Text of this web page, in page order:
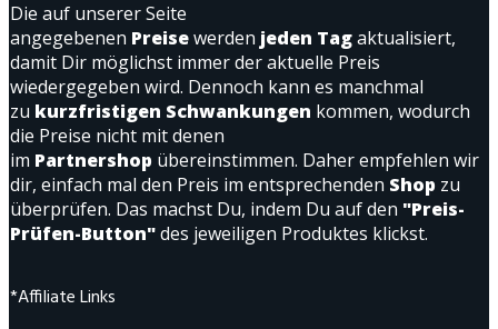
Die auf unserer Seite
angegebenen Preisewerden jeden Tagaktualisiert,
damit Dir möglichst immer der aktuelle Preis
wiedergegeben wird. Dennoch kann es manchmal
zu kurzfristigen Schwankungen kommen, wodurch
die Preise nicht mit denen
im Partnershop übereinstimmen. Daher empfehlen wir
dir, einfach mal den Preis im entsprechenden Shop zu
überprüfen. Das machst Du, indem Du auf den "Preis-
Prüfen-Button"des jeweiligen Produktes klickst.
*Affiliate Links